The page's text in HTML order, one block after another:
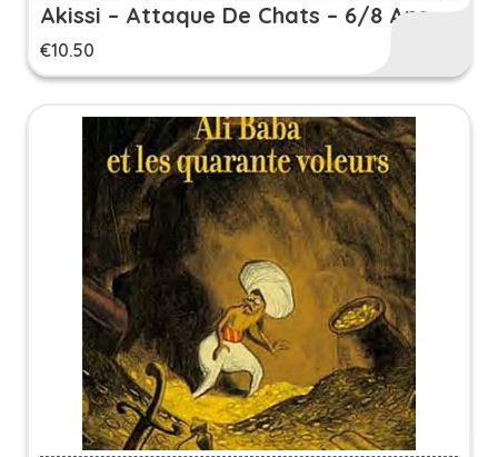
Akissi – Attaque De Chats – 6/8 Ans
€10.50